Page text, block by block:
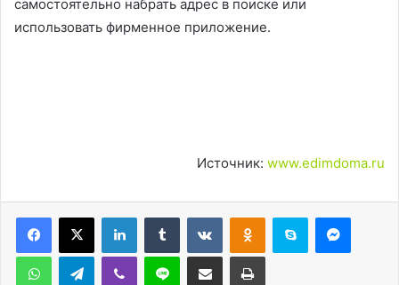
самостоятельно набрать адрес в поиске или
использовать фирменное приложение.
Источник: www.edimdoma.ru
LinkedInTumblr ВконтактеОдноклассники
Skype
WhatsAppTelegramViber Line Поделиться через электронную почту Печатать